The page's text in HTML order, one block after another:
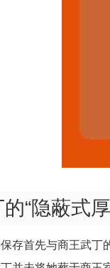
“隐蔽式
存首先与商王武丁